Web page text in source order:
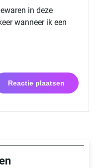
in deze
wanneer ik een